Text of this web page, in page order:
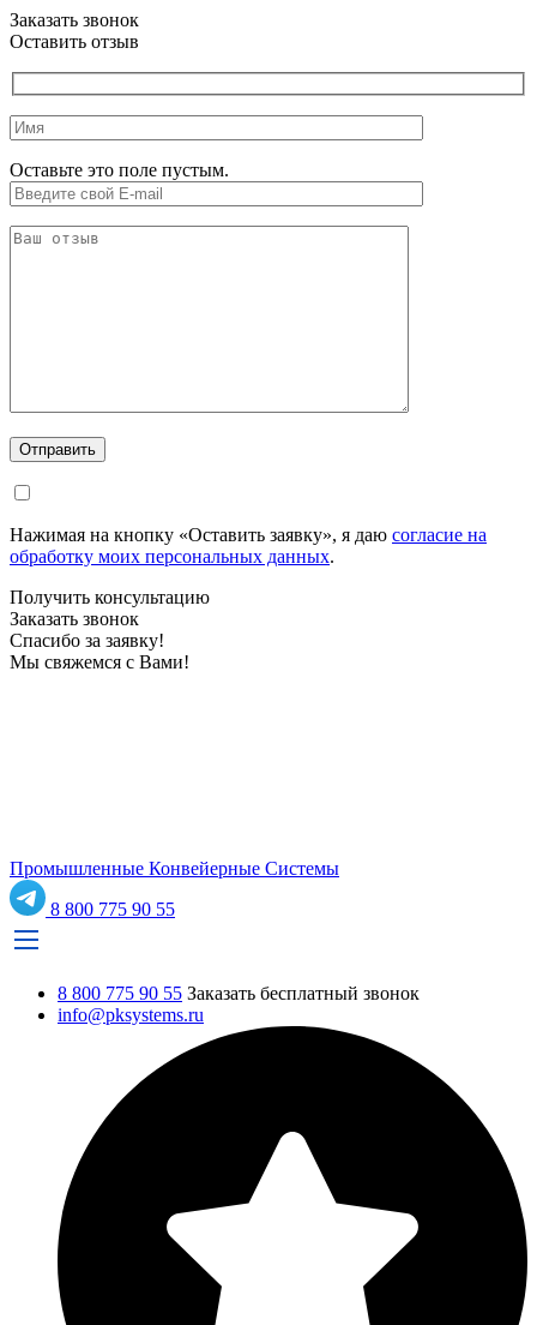
Заказать звонок
Оставить отзыв
Оставьте это поле пустым.
Нажимая на кнопку «Оставить заявку», я даю согласие на
обработку моих персональных данных.
Получить консультацию
Заказать звонок
Спасибо за заявку!
Мы свяжемся с Вами!
Промышленные Конвейерные Системы
8 800 775 90 55
8 800 775 90 55 Заказать бесплатный звонок
info@pksystems.ru